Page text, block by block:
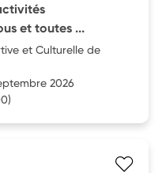
et toutes ...
et Culturelle de
2026